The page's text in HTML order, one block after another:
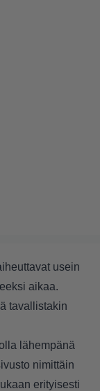
usein
aikaa.
tavallistakin
lähempänä
nimittäin
erityisesti